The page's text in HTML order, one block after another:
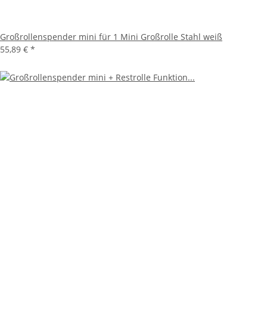
Großrollenspender mini für 1 Mini Großrolle Stahl weiß
55,89 € *